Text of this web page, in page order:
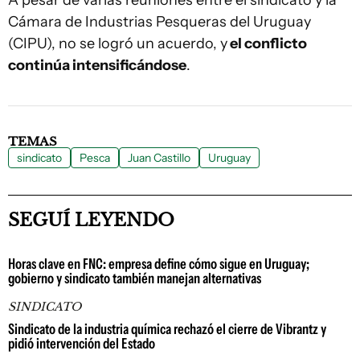
Cámara de Industrias Pesqueras del Uruguay
(CIPU), no se logró un acuerdo, yel conflicto
continúa intensificándose.
TEMAS
sindicato Pesca Juan Castillo Uruguay
SEGUÍ LEYENDO
Horas clave en FNC: empresa define cómo sigue en Uruguay;
gobierno y sindicato también manejan alternativas
SINDICATO
Sindicato de la industria química rechazó el cierre de Vibrantz y
pidió intervención del Estado